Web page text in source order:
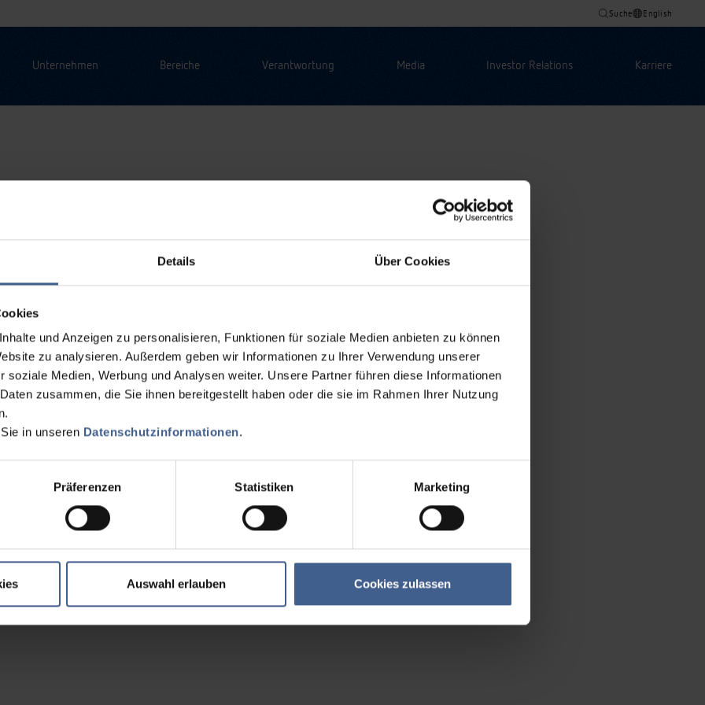
Details Über Cookies
und Anzeigen zu personalisieren, Funktionen für soziale Medien anbieten zu können
zu analysieren. Außerdem geben wir Informationen zu Ihrer Verwendung unserer
soziale Medien, Werbung und Analysen weiter. Unsere Partner führen diese Informationen
zusammen, die Sie ihnen bereitgestellt haben oder die sie im Rahmen Ihrer Nutzung
in unseren Datenschutzinformationen.
Präferenzen Statistiken Marketing
Auswahl erlauben Cookies zulassen
Suche English
Unternehmen Bereiche Verantwortung Media Investor Relations Karriere